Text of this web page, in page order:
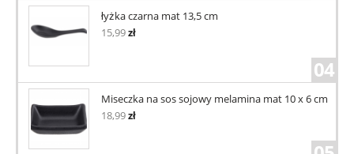
łyżka czarna mat 13,5 cm
15,99zł
04
Miseczka na sos sojowy melamina mat 10 x 6 cm
18,99zł